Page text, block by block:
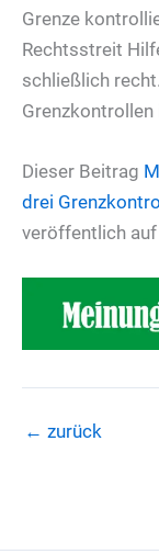
Grenze
Rechtsstreit
schließlich
Dieser Beitrag
drei
veröffentlich auf
← zurück